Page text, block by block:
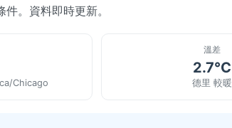
。資料即時更新。
Chicago
溫差
2.7°C
德里 較暖